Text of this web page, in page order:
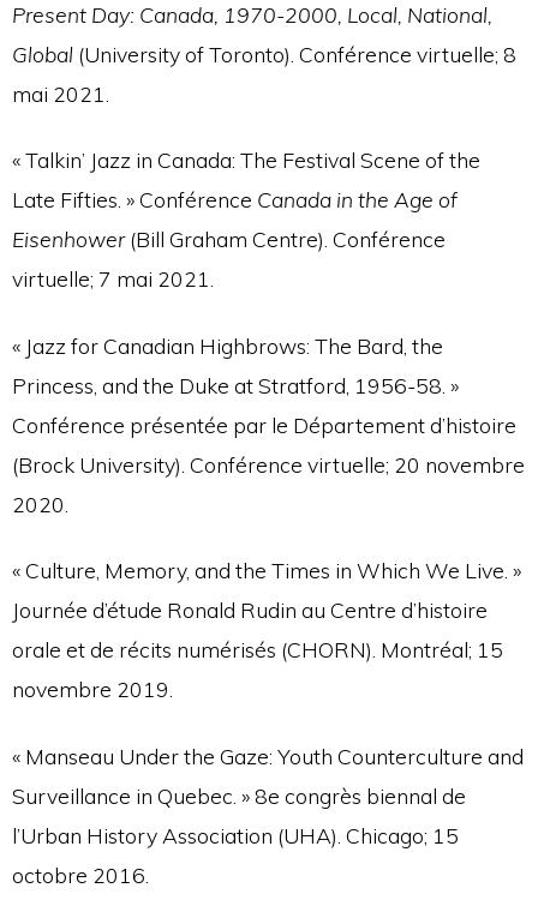
Present Day: Canada, 1970-2000, Local, National,
Global (University of Toronto). Conférence virtuelle; 8
mai 2021.
« Talkin’ Jazz in Canada: The Festival Scene of the
Late Fifties. » Conférence Canada in the Age of
Eisenhower(Bill Graham Centre). Conférence
virtuelle; 7 mai 2021.
« Jazz for Canadian Highbrows: The Bard, the
Princess, and the Duke at Stratford, 1956-58. »
Conférence présentée par le Département d’histoire
(Brock University). Conférence virtuelle; 20 novembre
2020.
« Culture, Memory, and the Times in Which We Live. »
Journée d’étude Ronald Rudin au Centre d’histoire
orale et de récits numérisés (CHORN). Montréal; 15
novembre 2019.
« Manseau Under the Gaze: Youth Counterculture and
Surveillance in Quebec. » 8e congrès biennal de
l’Urban History Association (UHA). Chicago; 15
octobre 2016.